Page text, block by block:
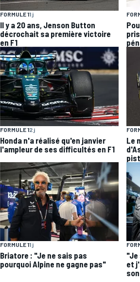
FORMULE 11 j
Il y a 20 ans, Jenson Button
décrochait sa première victoire
en F1
FORMULE 12 j
Honda n'a réalisé qu'en janvier
l'ampleur de ses difficultés en F1
Le
FORMULE 11 j
Briatore : "Je ne sais pas
pourquoi Alpine ne gagne pas"
"Je
et